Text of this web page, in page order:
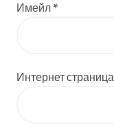
Имейл *
Интернет страница